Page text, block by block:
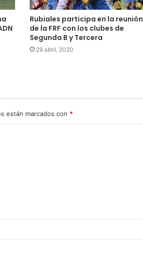
Rubiales participa en la reunión
de la FRF con los clubes de
Segunda B y Tercera
29 abril, 2020
están marcados con *